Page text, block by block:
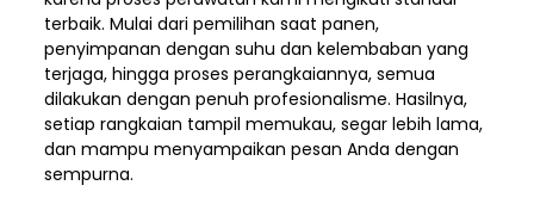
terbaik. Mulai dari pemilihan saat panen,
penyimpanan dengan suhu dan kelembaban yang
terjaga, hingga proses perangkaiannya, semua
dilakukan dengan penuh profesionalisme. Hasilnya,
setiap rangkaian tampil memukau, segar lebih lama,
dan mampu menyampaikan pesan Anda dengan
sempurna.